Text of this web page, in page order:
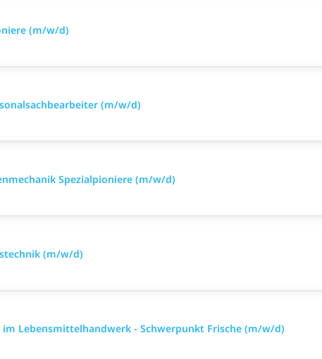
(m/w/d)
(m/w/d)
Spezialpioniere (m/w/d)
(m/w/d)
Lebensmittelhandwerk - Schwerpunkt Frische (m/w/d)